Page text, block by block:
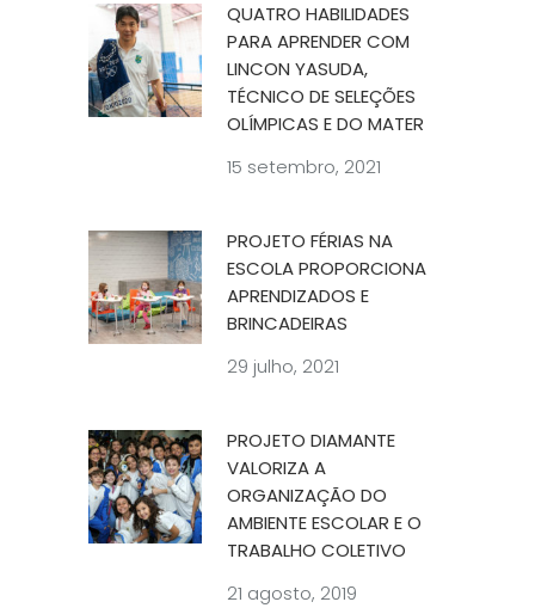
QUATRO HABILIDADES
PARA APRENDER COM
LINCON YASUDA,
TÉCNICO DE SELEÇÕES
OLÍMPICAS E DO MATER
15 setembro, 2021
PROJETO FÉRIAS NA
ESCOLA PROPORCIONA
APRENDIZADOS E
BRINCADEIRAS
29 julho, 2021
PROJETO DIAMANTE
VALORIZA A
ORGANIZAÇÃO DO
AMBIENTE ESCOLAR E O
TRABALHO COLETIVO
21 agosto, 2019